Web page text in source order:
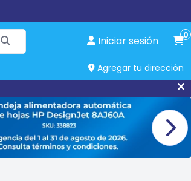
Iniciar sesión 0
Agregar tu dirección